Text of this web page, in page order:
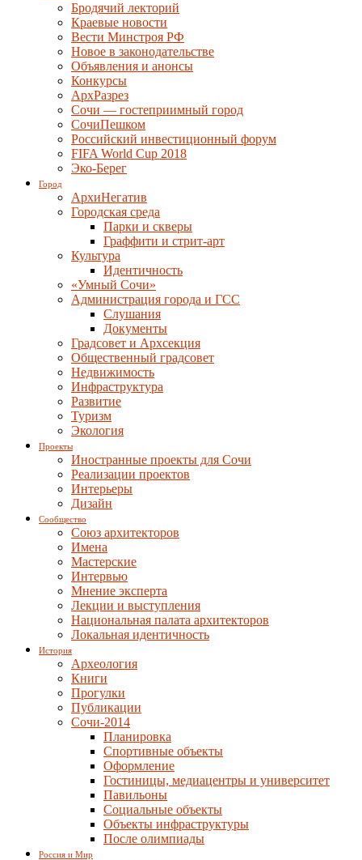
Бродячий лекторий
Краевые новости
Вести Минстроя РФ
Новое в законодательстве
Объявления и анонсы
Конкурсы
АрхРазрез
Сочи — гостеприимный город
СочиПешком
Российский инвестиционный форум
FIFA World Cup 2018
Эко-Берег
Город
АрхиНегатив
Городская среда
Парки и скверы
Граффити и стрит-арт
Культура
Идентичность
«Умный Сочи»
Администрация города и ГСС
Слушания
Документы
Градсовет и Архсекция
Общественный градсовет
Недвижимость
Инфраструктура
Развитие
Туризм
Экология
Проекты
Иностранные проекты для Сочи
Реализации проектов
Интерьеры
Дизайн
Сообщество
Союз архитекторов
Имена
Мастерские
Интервью
Мнение эксперта
Лекции и выступления
Национальная палата архитекторов
Локальная идентичность
История
Археология
Книги
Прогулки
Публикации
Сочи-2014
Планировка
Спортивные объекты
Оформление
Гостиницы, медиацентры и университет
Павильоны
Социальные объекты
Объекты инфраструктуры
После олимпиады
Россия и Мир